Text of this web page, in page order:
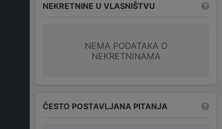
NEKRETNINE U VLASNIŠTVU
NEMA PODATAKA O
NEKRETNINAMA
ČESTO POSTAVLJANA PITANJA